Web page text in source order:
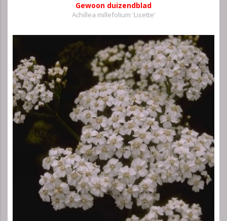
Gewoon duizendblad
Achillea millefolium 'Lisette'